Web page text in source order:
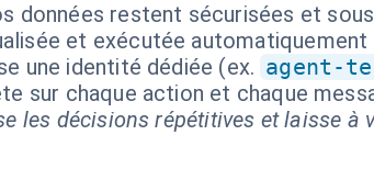
données restent sécurisées et
et exécutée automatiquement
une identité dédiée (ex. agent-
sur chaque action et chaque
les décisions répétitives et laisse à